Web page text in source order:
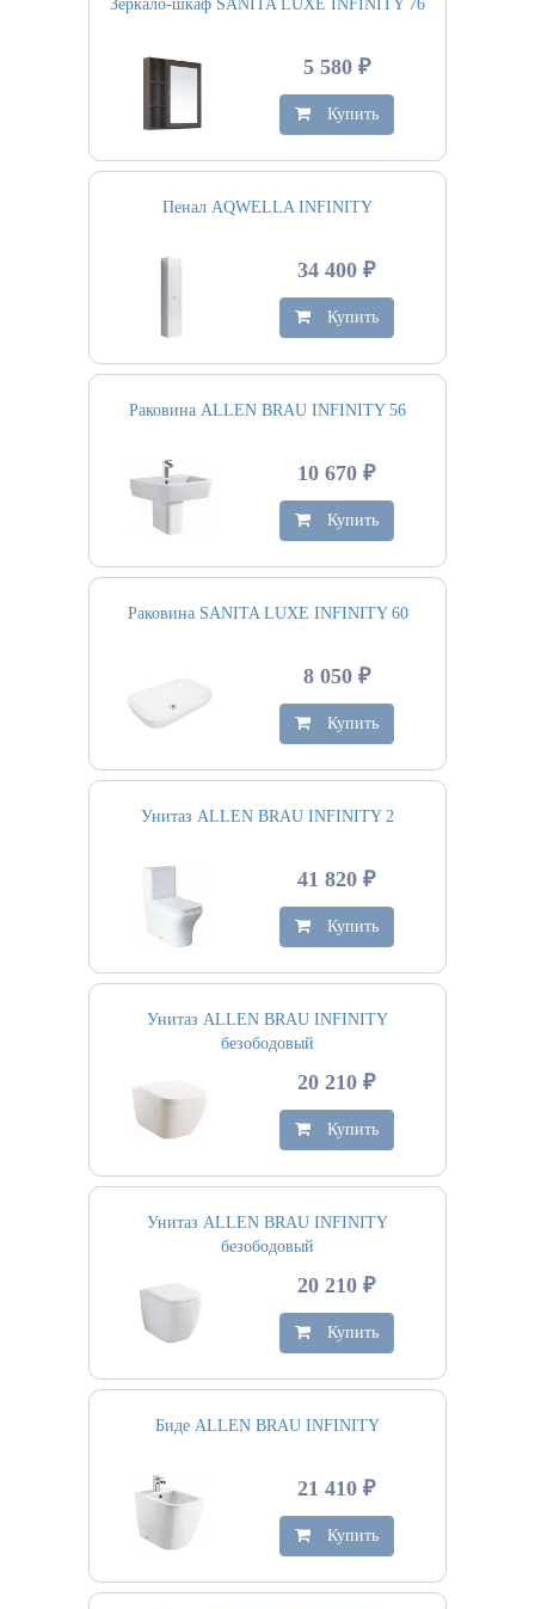
Зеркало-шкаф SANITA LUXE INFINITY 76
5 580 ₽
Купить
Пенал AQWELLA INFINITY
34 400 ₽
Купить
Раковина ALLEN BRAU INFINITY 56
10 670 ₽
Купить
Раковина SANITA LUXE INFINITY 60
8 050 ₽
Купить
Унитаз ALLEN BRAU INFINITY 2
41 820 ₽
Купить
Унитаз ALLEN BRAU INFINITY
безободовый
20 210 ₽
Купить
Унитаз ALLEN BRAU INFINITY
безободовый
20 210 ₽
Купить
Биде ALLEN BRAU INFINITY
21 410 ₽
Купить